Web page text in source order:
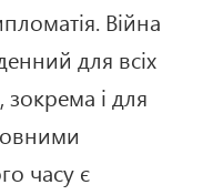
Війна
для всіх
і для
часу є